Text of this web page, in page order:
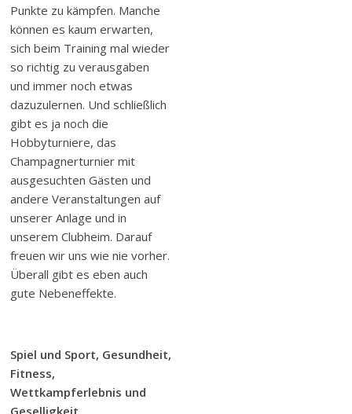
Punkte zu kämpfen. Manche
können es kaum erwarten,
sich beim Training mal wieder
so richtig zu verausgaben
und immer noch etwas
dazuzulernen. Und schließlich
gibt es ja noch die
Hobbyturniere, das
Champagnerturnier mit
ausgesuchten Gästen und
andere Veranstaltungen auf
unserer Anlage und in
unserem Clubheim. Darauf
freuen wir uns wie nie vorher.
Überall gibt es eben auch
gute Nebeneffekte.
Spiel und Sport, Gesundheit,
Fitness,
Wettkampferlebnis und
Geselligkeit